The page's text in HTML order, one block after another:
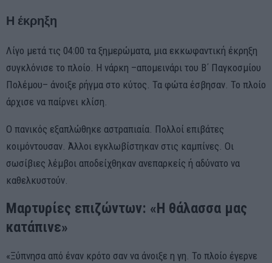
Η έκρηξη
Λίγο μετά τις 04:00 τα ξημερώματα, μια εκκωφαντική έκρηξη
συγκλόνισε το πλοίο. Η νάρκη –απομεινάρι του Β΄ Παγκοσμίου
Πολέμου– άνοιξε ρήγμα στο κύτος. Τα φώτα έσβησαν. Το πλοίο
άρχισε να παίρνει κλίση.
Ο πανικός εξαπλώθηκε αστραπιαία. Πολλοί επιβάτες
κοιμόντουσαν. Άλλοι εγκλωβίστηκαν στις καμπίνες. Οι
σωσίβιες λέμβοι αποδείχθηκαν ανεπαρκείς ή αδύνατο να
καθελκυστούν.
Μαρτυρίες επιζώντων: «Η θάλασσα μας
κατάπινε»
«Ξύπνησα από έναν κρότο σαν να άνοιξε η γη. Το πλοίο έγερνε